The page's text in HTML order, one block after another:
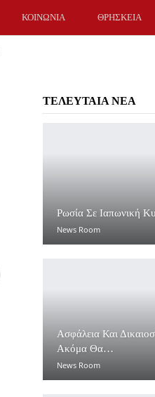
ΚΟΙΝΩΝΙΑ ΘΡΗΣΚΕΙΑ
ΤΕΛΕΥΤΑΙΑ ΝΕΑ
Ρωσία Σε Ιαπωνική
News Room
Ασφάλεια Και
Ακόμα Θα…
News Room